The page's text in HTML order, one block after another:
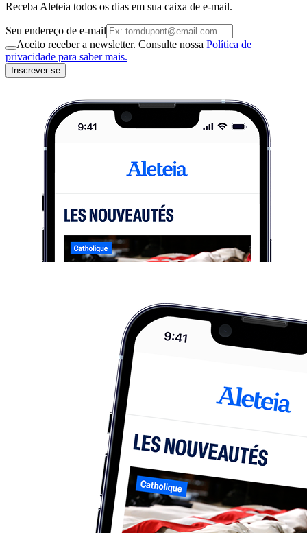
Receba Aleteia todos os dias em sua caixa de e-mail.
Seu endereço de e-mail
Aceito receber a newsletter. Consulte nossa Política de
privacidade para saber mais.
Inscrever-se